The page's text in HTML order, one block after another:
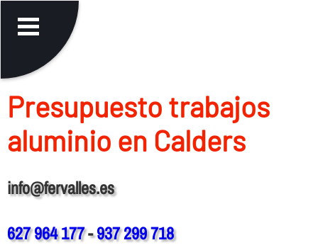
Presupuesto trabajos
aluminio en Calders
info@fervalles.es
627 964 177-937 299 718